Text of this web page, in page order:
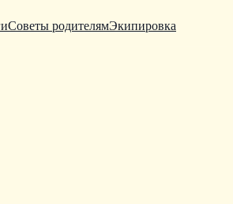
Советы родителямЭкипировка